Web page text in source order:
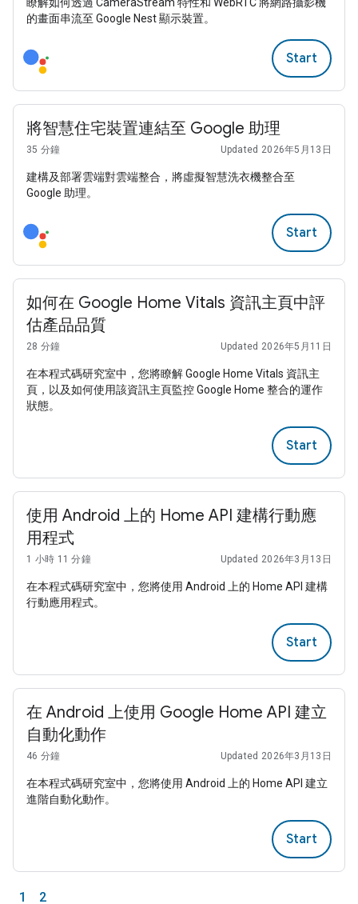
的畫面串流至 Google Nest 顯示裝置。
Start
將智慧住宅裝置連結至 Google 助理
35 分鐘 Updated 2026年5月13日
建構及部署雲端對雲端整合，將虛擬智慧洗衣機整合至
Google 助理。
Start
如何在 Google Home Vitals 資訊主頁中評
估產品品質
28 分鐘 Updated 2026年5月11日
在本程式碼研究室中，您將瞭解 Google Home Vitals 資訊主
頁，以及如何使用該資訊主頁監控 Google Home 整合的運作
狀態。
Start
使用 Android 上的 Home API 建構行動應
用程式
1 小時 11 分鐘 Updated 2026年3月13日
在本程式碼研究室中，您將使用 Android 上的 Home API 建構
行動應用程式。
Start
在 Android 上使用 Google Home API 建立
自動化動作
46 分鐘 Updated 2026年3月13日
在本程式碼研究室中，您將使用 Android 上的 Home API 建立
進階自動化動作。
Start
1 2